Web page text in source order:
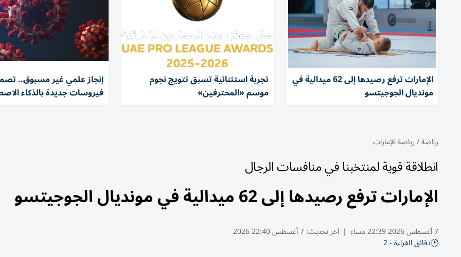
الإمارات ترفع رصيدها إلى 62 ميدالية في
مونديال الجوجيتسو
تجربة استثنائية تسبق تتويج نجوم
موسم «المحترفين»
إنجاز علمي غير مسبوق..
فيروسات جديدة بالذكاء
رياضة/رياضة الإمارات
انطلاقة قوية لمنتخبنا في منافسات الرجال
الإمارات ترفع رصيدها إلى 62 ميدالية في مونديال الجوجيتسو
7 أغسطس 2026 22:39 مساء | آخر تحديث:7 أغسطس 22:40 2026
دقائق القراءة - 2